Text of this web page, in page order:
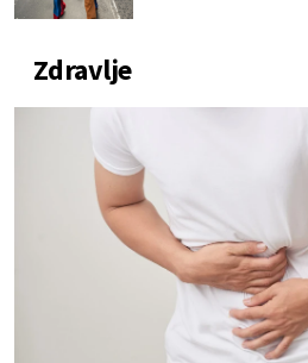
Zdravlje